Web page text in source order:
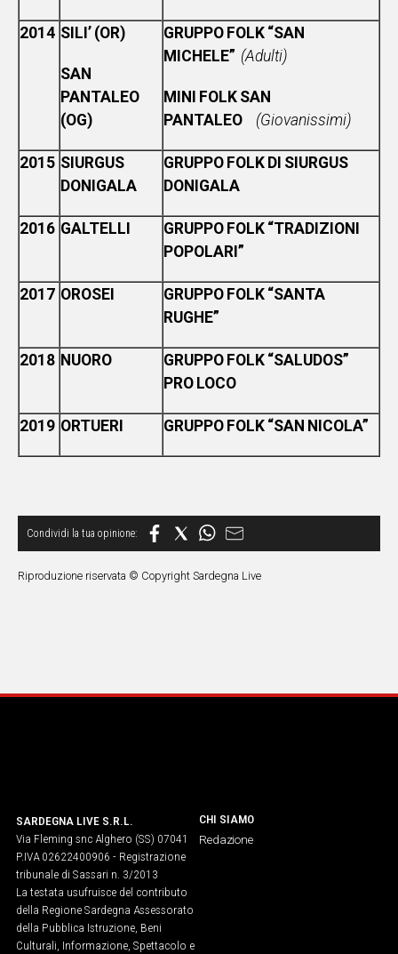
2014 SILI’ (OR)
SAN
PANTALEO
(OG)
GRUPPO FOLK “SAN
MICHELE” (Adulti)
MINI FOLK SAN
PANTALEO (Giovanissimi)
2015 SIURGUS
DONIGALA
GRUPPO FOLK DI SIURGUS
DONIGALA
2016 GALTELLI
GRUPPO FOLK “TRADIZIONI
POPOLARI”
2017 OROSEI
GRUPPO FOLK “SANTA
RUGHE”
2018 NUORO
GRUPPO FOLK “SALUDOS”
PRO LOCO
2019 ORTUERI GRUPPO FOLK “SAN NICOLA”
Riproduzione riservata © Copyright Sardegna Live
SARDEGNA LIVE S.R.L.
Via Fleming snc Alghero (SS) 07041
P.IVA 02622400906 - Registrazione
tribunale di Sassari n. 3/2013
La testata usufruisce del contributo
della Regione Sardegna Assessorato
della Pubblica Istruzione, Beni
Culturali, Informazione, Spettacolo e
CHI SIAMO
Redazione